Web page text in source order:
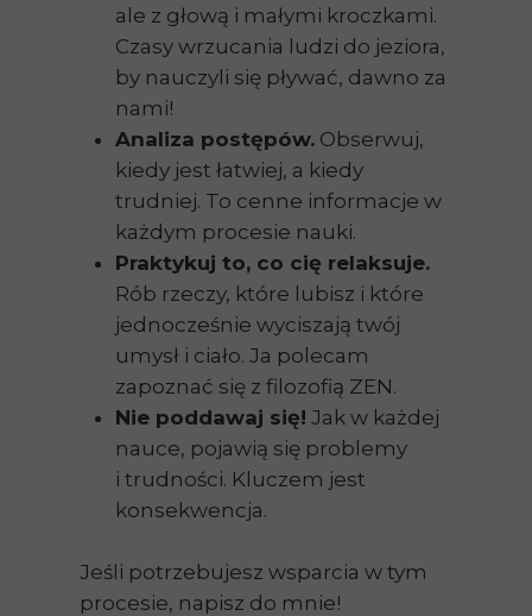
ale z głową i małymi kroczkami.
Czasy wrzucania ludzi do jeziora,
by nauczyli się pływać, dawno za
nami!
Analiza postępów. Obserwuj,
kiedy jest łatwiej, a kiedy
trudniej. To cenne informacje w
każdym procesie nauki.
Praktykuj to, co cię relaksuje.
Rób rzeczy, które lubisz i które
jednocześnie wyciszają twój
umysł i ciało. Ja polecam
zapoznać się z filozofią ZEN.
Nie poddawaj się! Jak w każdej
nauce, pojawią się problemy
i trudności. Kluczem jest
konsekwencja.
Jeśli potrzebujesz wsparcia w tym
procesie, napisz do mnie!